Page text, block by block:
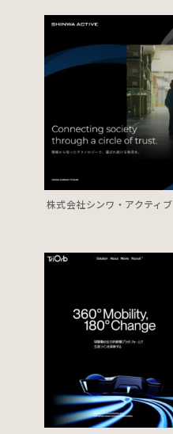
株式会社シンワ・アクティブ